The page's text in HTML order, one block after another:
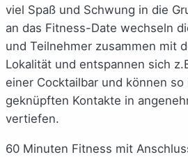
viel Spaß und Schwung in die
an das Fitness-Date wechseln
und Teilnehmer zusammen mit
Lokalität und entspannen sich
einer Cocktailbar und können so
geknüpften Kontakte in
vertiefen.
60 Minuten Fitness mit